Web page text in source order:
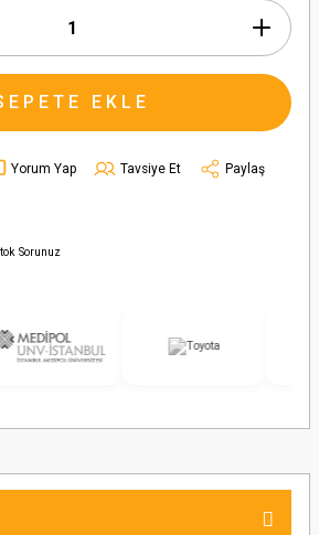
EKLE
Yorum Yap Tavsiye Et
Paylaş
Sorunuz